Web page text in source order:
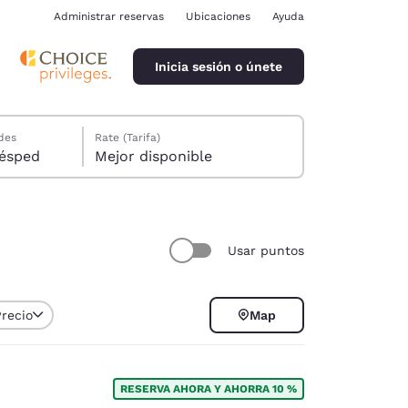
Administrar reservas Ubicaciones Ayuda
Inicia sesión o únete
1 huésped
Rate (Tarifa)
Mejor disponible
Usar puntos
Map
RESERVA AHORA Y AHORRA 10 %